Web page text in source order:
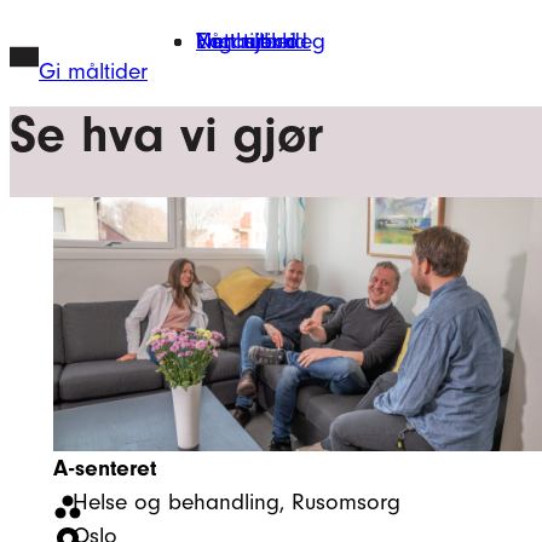
Gi måltider
Finn tilbud
Vårt arbeid
Engasjer deg
Nettbutikk
Se hva vi gjør
A-senteret
Helse og behandling, Rusomsorg
Oslo